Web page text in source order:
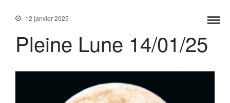
Formations
12 janvier 2025
Pleine Lune 14/01/25